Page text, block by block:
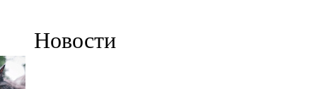
91,5 FM
Новости